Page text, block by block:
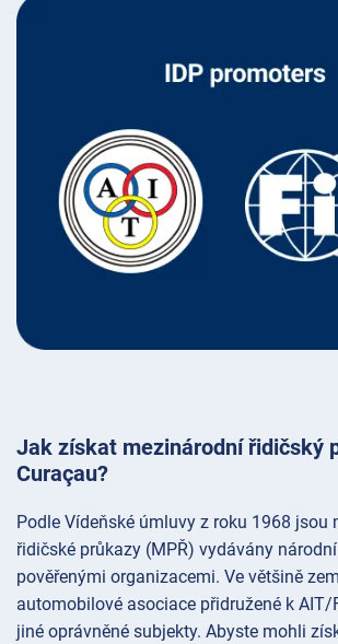
Jak získat mezinárodní řidičský
Curaçau?
Podle Vídeňské úmluvy z roku 1968 jsou
řidičské průkazy (MPŘ) vydávány
pověřenými organizacemi. Ve většině
automobilové asociace přidružené k AIT/
jiné oprávněné subjekty. Abyste mohli